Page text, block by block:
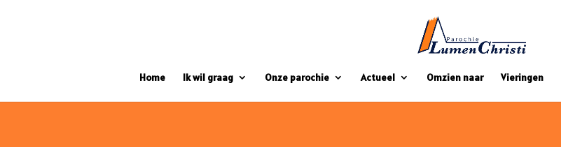
Home Ik wil graag Onze parochie Actueel Omzien naar Vieringen